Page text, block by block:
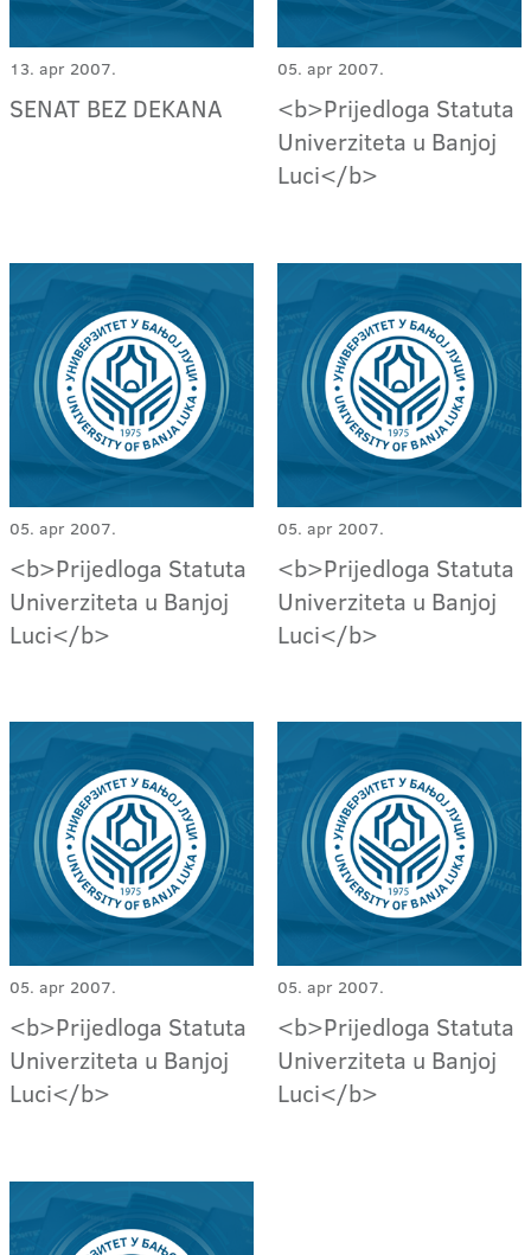
13. apr 2007.
SENAT BEZ DEKANA
05. apr 2007.
<b>Prijedloga Statuta
Univerziteta u Banjoj
Luci</b>
05. apr 2007.
<b>Prijedloga Statuta
Univerziteta u Banjoj
Luci</b>
05. apr 2007.
<b>Prijedloga Statuta
Univerziteta u Banjoj
Luci</b>
05. apr 2007.
<b>Prijedloga Statuta
Univerziteta u Banjoj
Luci</b>
05. apr 2007.
<b>Prijedloga Statuta
Univerziteta u Banjoj
Luci</b>